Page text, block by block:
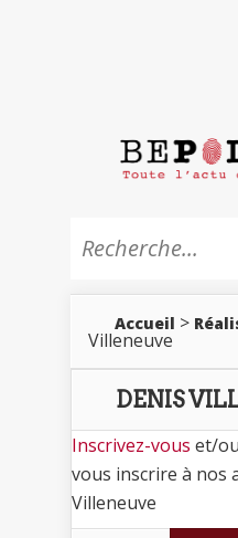
Accueil >
Villeneuve
DENIS
Inscrivez-vous et/ou
vous inscrire à nos
Villeneuve